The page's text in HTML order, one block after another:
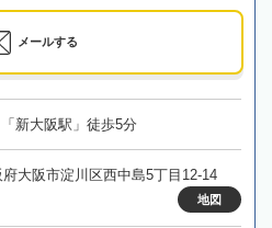
メールする
新大阪駅」徒歩5分
府大阪市淀川区西中島5丁目12-14
地図